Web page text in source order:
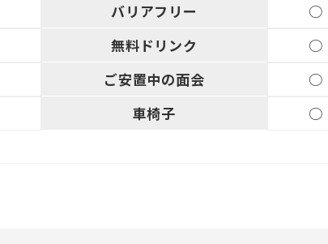
バリアフリー ○
無料 ドリンク ○
ご安置中の面会 ○
車椅子 ○